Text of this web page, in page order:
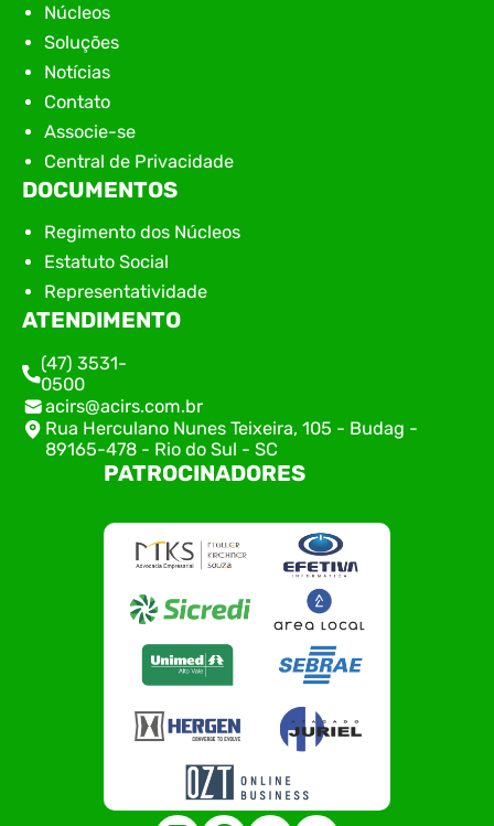
Núcleos
Soluções
Notícias
Contato
Associe-se
Central de Privacidade
DOCUMENTOS
Regimento dos Núcleos
Estatuto Social
Representatividade
ATENDIMENTO
(47) 3531-
0500
acirs@acirs.com.br
Rua Herculano Nunes Teixeira, 105 - Budag -
89165-478 - Rio do Sul - SC
PATROCINADORES